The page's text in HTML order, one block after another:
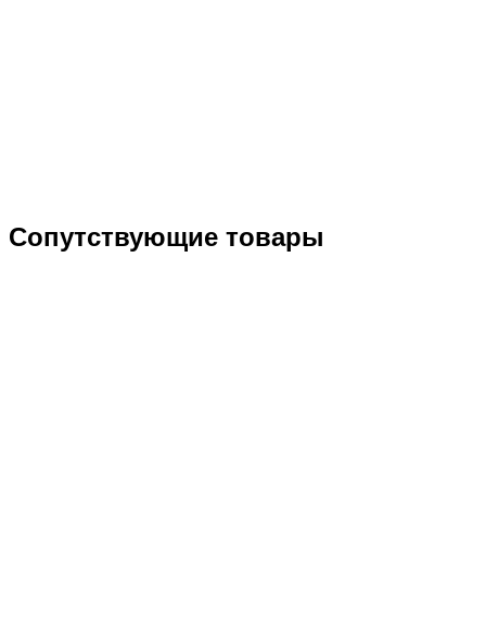
Сопутствующие товары